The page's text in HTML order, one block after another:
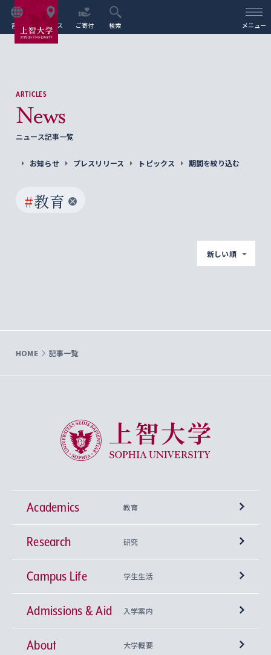
言語 アクセス ご寄付 検索 メニュー
ARTICLES
News
ニュース記事一覧
お知らせ プレスリリース トピックス 期間を絞り込む
#教育
新しい順
HOME 記事一覧
上智大学 Sophia University
Academics 教育
学部
神学部
文学部
総合人間科学部
興味から学科を探す
上智大学の全学共通教育
基盤教育センター
上智大学の語学教育
Research 研究
研究所 等
キリスト教文化研究所
中世思想研究所
Sophia Open Research Weeks (SORW)
産官学連携
Campus Life 学生生活
学期区分と授業時間割
課外活動
Admissions & Aid 入学案内
上智大学で取得できる学位
About 大学概要